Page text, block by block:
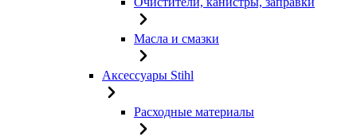
Масла и смазки
Аксессуары Stihl
Расходные материалы